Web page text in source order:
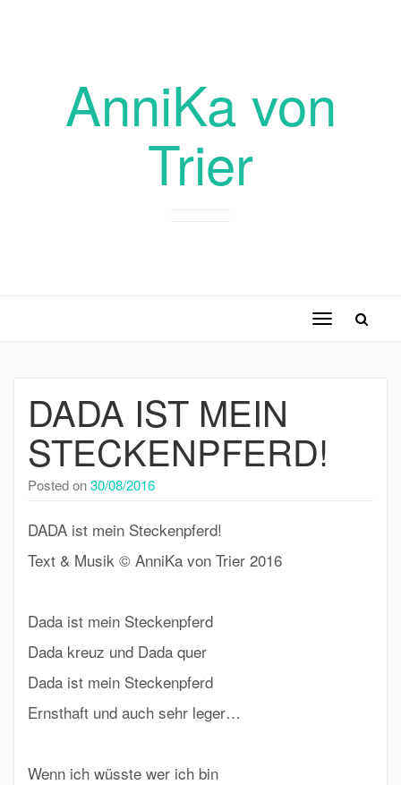
AnniKa von
Trier
Toggle
DADA IST MEIN
STECKENPFERD!
Posted on30/08/2016
DADA ist mein Steckenpferd!
Text & Musik © AnniKa von Trier 2016
Dada ist mein Steckenpferd
Dada kreuz und Dada quer
Dada ist mein Steckenpferd
Ernsthaft und auch sehr leger…
Wenn ich wüsste wer ich bin